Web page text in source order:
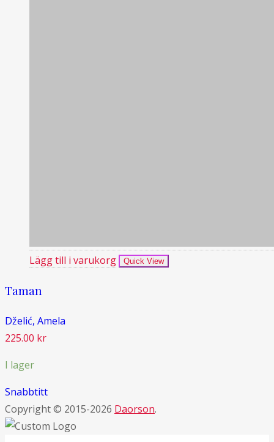
Lägg till i varukorg Quick View
Taman
Dželić, Amela
225.00 kr
I lager
Snabbtitt
Copyright © 2015-2026 Daorson.